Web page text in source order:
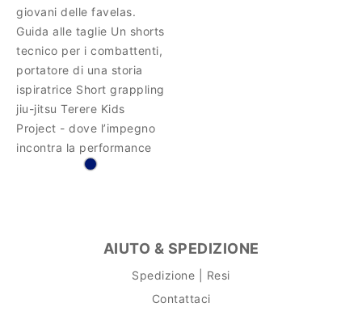
giovani delle favelas.
Guida alle taglie Un shorts
tecnico per i combattenti,
portatore di una storia
ispiratrice Short grappling
jiu-jitsu Terere Kids
Project - dove l’impegno
incontra la performance
AIUTO & SPEDIZIONE
Spedizione | Resi
Contattaci